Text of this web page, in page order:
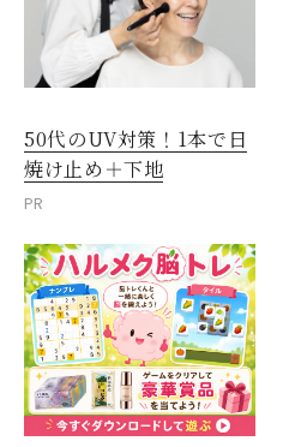
50代のUV対策！1本で日
焼け止め＋下地
PR